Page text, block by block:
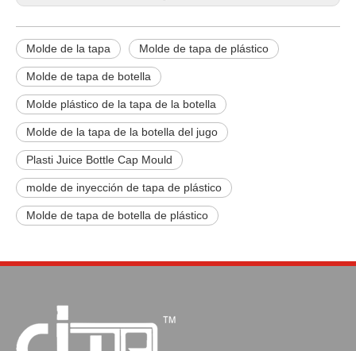
Molde de la tapa Molde de tapa de plástico
Molde de tapa de botella
Molde plástico de la tapa de la botella
Molde de la tapa de la botella del jugo
Plasti Juice Bottle Cap Mould
molde de inyección de tapa de plástico
Molde de tapa de botella de plástico